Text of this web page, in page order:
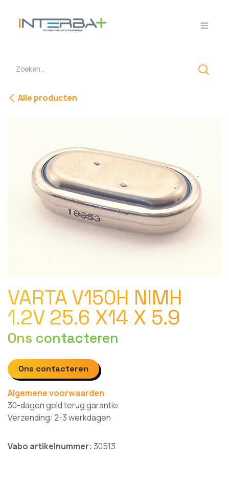
Alle producten
VARTA V150H NIMH
1.2V 25.6 X14 X 5.9
Ons contacteren
Ons contacteren
Algemene voorwaarden
30-dagen geld terug garantie
Verzending: 2-3 werkdagen
Vabo artikelnummer: 30513